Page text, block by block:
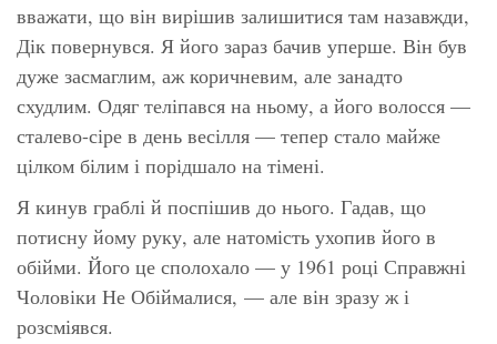
вважати, що він вирішив залишитися там назавжди,
Дік повернувся. Я його зараз бачив уперше. Він був
дуже засмаглим, аж коричневим, але занадто
схудлим. Одяг теліпався на ньому, а його волосся —
сталево-сіре в день весілля — тепер стало майже
цілком білим і порідшало на тімені.
Я кинув граблі й поспішив до нього. Гадав, що
потисну йому руку, але натомість ухопив його в
обійми. Його це сполохало — у 1961 році Справжні
Чоловіки Не Обіймалися, — але він зразу ж і
розсміявся.